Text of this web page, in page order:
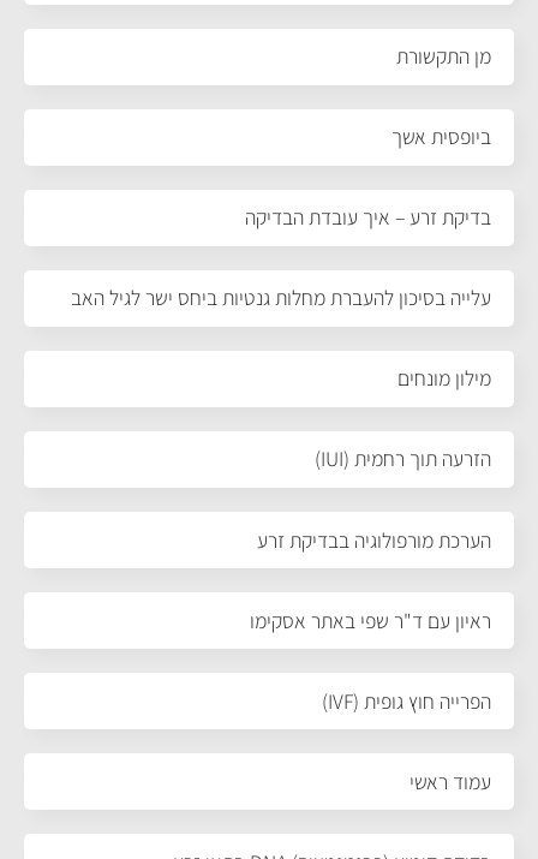
מן התקשורת
ביופסית אשך
בדיקת זרע – איך עובדת הבדיקה
עלייה בסיכון להעברת מחלות גנטיות ביחס ישר לגיל האב
מילון מונחים
הזרעה תוך רחמית (IUI)
הערכת מורפולוגיה בבדיקת זרע
ראיון עם ד"ר שפי באתר אסקימו
הפרייה חוץ גופית (IVF)
עמוד ראשי